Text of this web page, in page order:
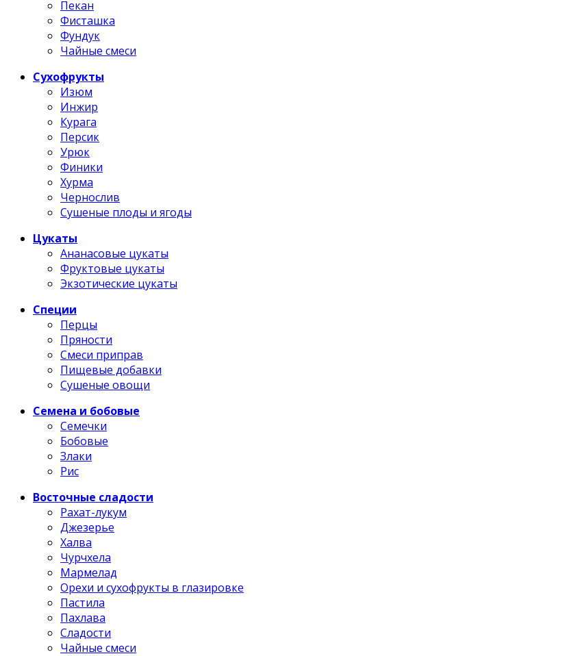
Пекан
Фисташка
Фундук
Чайные смеси
Сухофрукты
Изюм
Инжир
Курага
Персик
Урюк
Финики
Хурма
Чернослив
Сушеные плоды и ягоды
Цукаты
Ананасовые цукаты
Фруктовые цукаты
Экзотические цукаты
Специи
Перцы
Пряности
Смеси приправ
Пищевые добавки
Сушеные овощи
Семена и бобовые
Семечки
Бобовые
Злаки
Рис
Восточные сладости
Рахат-лукум
Джезерье
Халва
Чурчхела
Мармелад
Орехи и сухофрукты в глазировке
Пастила
Пахлава
Сладости
Чайные смеси